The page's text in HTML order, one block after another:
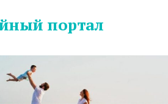
портал